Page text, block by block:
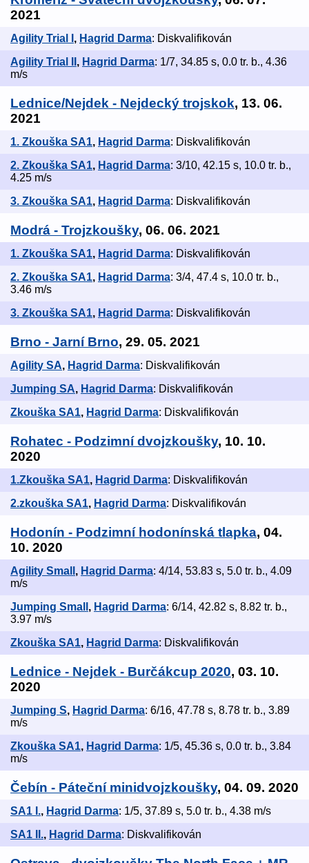
2021
Agility Trial I , Hagrid Darma: Diskvalifikován
Agility Trial II , Hagrid Darma: 1/7, 34.85 s, 0.0 tr. b., 4.36
m/s
Lednice/Nejdek - Nejdecký trojskok, 13. 06.
2021
1. Zkouška SA1, Hagrid Darma: Diskvalifikován
2. Zkouška SA1, Hagrid Darma: 3/10, 42.15 s, 10.0 tr. b.,
4.25 m/s
3. Zkouška SA1, Hagrid Darma: Diskvalifikován
Modrá - Trojzkoušky, 06. 06. 2021
1. Zkouška SA1, Hagrid Darma: Diskvalifikován
2. Zkouška SA1, Hagrid Darma: 3/4, 47.4 s, 10.0 tr. b.,
3.46 m/s
3. Zkouška SA1, Hagrid Darma: Diskvalifikován
Brno - Jarní Brno, 29. 05. 2021
Agility SA, Hagrid Darma: Diskvalifikován
Jumping SA, Hagrid Darma: Diskvalifikován
Zkouška SA1, Hagrid Darma: Diskvalifikován
Rohatec - Podzimní dvojzkoušky, 10. 10.
2020
1.Zkouška SA1, Hagrid Darma: Diskvalifikován
2.zkouška SA1, Hagrid Darma: Diskvalifikován
Hodonín - Podzimní hodonínská tlapka, 04.
10. 2020
Agility Small , Hagrid Darma: 4/14, 53.83 s, 5.0 tr. b., 4.09
m/s
Jumping Small , Hagrid Darma: 6/14, 42.82 s, 8.82 tr. b.,
3.97 m/s
Zkouška SA1, Hagrid Darma: Diskvalifikován
Lednice - Nejdek - Burčákcup 2020, 03. 10.
2020
Jumping S, Hagrid Darma: 6/16, 47.78 s, 8.78 tr. b., 3.89
m/s
Zkouška SA1, Hagrid Darma: 1/5, 45.36 s, 0.0 tr. b., 3.84
m/s
Čebín - Páteční minidvojzkoušky, 04. 09. 2020
SA1 I., Hagrid Darma: 1/5, 37.89 s, 5.0 tr. b., 4.38 m/s
SA1 II., Hagrid Darma: Diskvalifikován